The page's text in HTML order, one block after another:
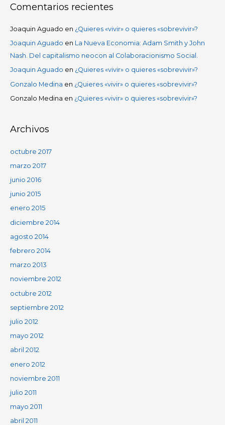
Comentarios recientes
Joaquin Aguado en ¿Quieres «vivir» o quieres «sobrevivir»?
Joaquin Aguado en La Nueva Economia: Adam Smith y John
Nash. Del capitalismo neocon al Colaboracionismo Social.
Joaquin Aguado en ¿Quieres «vivir» o quieres «sobrevivir»?
Gonzalo Medina en ¿Quieres «vivir» o quieres «sobrevivir»?
Gonzalo Medina en ¿Quieres «vivir» o quieres «sobrevivir»?
Archivos
octubre 2017
marzo 2017
junio 2016
junio 2015
enero 2015
diciembre 2014
agosto 2014
febrero 2014
marzo 2013
noviembre 2012
octubre 2012
septiembre 2012
julio 2012
mayo 2012
abril 2012
enero 2012
noviembre 2011
julio 2011
mayo 2011
abril 2011